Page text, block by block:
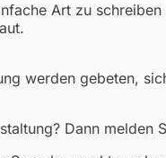
Art zu
werden gebeten,
Dann melden